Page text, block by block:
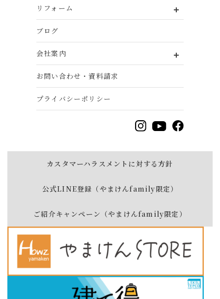
リフォーム
ブログ
会社案内
お問い合わせ・資料請求
プライバシーポリシー
カスタマーハラスメントに対する方針
公式LINE登録（やまけんfamily限定）
ご紹介キャンペーン（やまけんfamily限定）